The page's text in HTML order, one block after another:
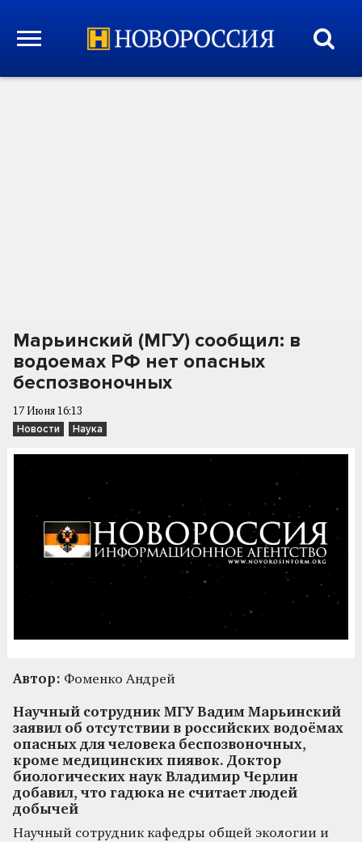
Марьинский (МГУ) сообщил: в
водоемах РФ нет опасных
беспозвоночных
17 Июня 16:13
Новости Наука
Автор: Фоменко Андрей
Научный сотрудник МГУ Вадим Марьинский
заявил об отсутствии в российских водоёмах
опасных для человека беспозвоночных,
кроме медицинских пиявок. Доктор
биологических наук Владимир Черлин
добавил, что гадюка не считает людей
добычей
Научный сотрудник кафедры общей экологии и